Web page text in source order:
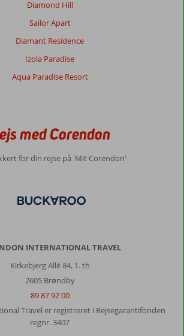
Diamond Hill
Sailor Apart
Diamant Residence
Izola Paradise
Aqua Paradise Resort
med Corendon
for din rejse på 'Mit Corendon'
INTERNATIONAL TRAVEL
Kirkebjerg Allé 84, 1. th
2605 Brøndby
89 87 92 00
Travel er registreret i Rejsegarantifonden
regnr. 3407